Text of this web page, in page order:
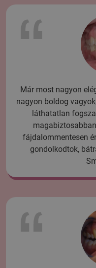
Már most nagyon
nagyon boldog
láthatatlan
fájdalommentesen
gondolkodtok,